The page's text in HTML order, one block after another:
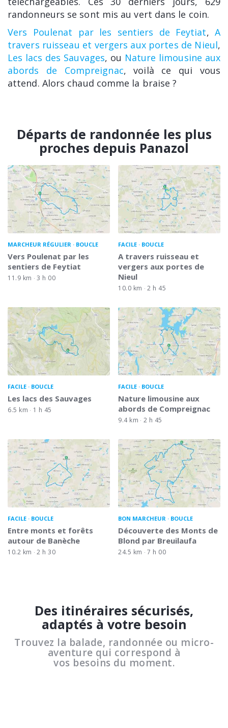
randonneurs se sont mis au vert dans le coin.
Vers Poulenat par les sentiers de Feytiat, A
travers ruisseau et vergers aux portes de Nieul,
Les lacs des Sauvages, ou Nature limousine aux
abords de Compreignac, voilà ce qui vous
attend. Alors chaud comme la braise ?
Départs de randonnée les plus
proches depuis Panazol
MARCHEUR RÉGULIER BOUCLE
Vers Poulenat par les
sentiers de Feytiat
11.9 km 3 h 00
FACILE BOUCLE
A travers ruisseau et
vergers aux portes de
Nieul
10.0 km 2 h 45
FACILE BOUCLE
Les lacs des Sauvages
6.5 km 1 h 45
FACILE BOUCLE
Nature limousine aux
abords de Compreignac
9.4 km 2 h 45
FACILE BOUCLE
Entre monts et forêts
autour de Banèche
10.2 km 2 h 30
BON MARCHEUR BOUCLE
Découverte des Monts de
Blond par Breuilaufa
24.5 km 7 h 00
Des itinéraires sécurisés,
adaptés à votre besoin
Trouvez la balade, randonnée ou micro-
aventure qui correspond à
vos besoins du moment.